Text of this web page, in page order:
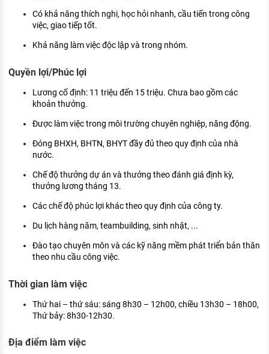
Có khả năng thích nghi, học hỏi nhanh, cầu tiến trong công
việc, giao tiếp tốt.
Khả năng làm việc độc lập và trong nhóm.
Quyền lợi/Phúc lợi
Lương cố định: 11 triệu đến 15 triệu. Chưa bao gồm các
khoản thưởng.
Được làm việc trong môi trường chuyên nghiệp, năng động.
Đóng BHXH, BHTN, BHYT đầy đủ theo quy định của nhà
nước.
Chế độ thưởng dự án và thưởng theo đánh giá định kỳ,
thưởng lương tháng 13.
Các chế độ phúc lợi khác theo quy định của công ty.
Du lịch hàng năm, teambuilding, sinh nhật, ...
Đào tạo chuyên môn và các kỹ năng mềm phát triển bản thân
theo nhu cầu công việc.
Thời gian làm việc
Thứ hai – thứ sáu: sáng 8h30 – 12h00, chiều 13h30 – 18h00,
Thứ bảy: 8h30-12h30.
Địa điểm làm việc